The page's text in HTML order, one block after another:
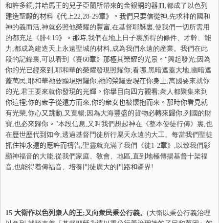
和許多銅 ,并哈馬王的兒子亞蘭所帶來的金銀銅的器皿 ,都成了以色列
建造聖殿的材料 《代上22,28-29章》。我們只要信從神,先求神的國和
神的義而活,神就必照他榮耀的豐富,在基督耶穌裏,使我們一切所需用
的都充足《腓4:19》。那時,我們在地上日子裏所得的條件、才幹、能
力,都成為建造天上永遠聖城的材料,成為我們永遠的産業。我們在此
段的記錄裏,可以看到《賽60章》那極其榮耀的光景。 "興起發光;因為
你的光已經來到 ,耶和華的榮耀發現照耀你;看哪,黑暗遮蓋大地,幽暗遮
蓋萬民;耶和華祂要顯現照耀你,祂的榮耀要現在你身上;萬國要來就你
的光,君王要來就你發現的光輝。 你擧目向四方觀看;衆人都聚集來到
你這裡;你的衆子從遠方而來,你的衆女也被懷抱而來。那時你看見就
有光榮,你心又跳動,又寬暢;因為大海豐盛的貨物必轉來歸你,列國的財
寶,也必來歸你 。 "本段信息,又叫我們想起神在《整本使徒行傳》裏,也
在歷世歷代到如今,透過基督門徒所行屬天永遠的大工。每當我們聖徒
抓住神永遠的應許而禱告,聖靈就充滿了我們《徒1-2章》 ,以致我們彰
顯神福音的大能,從我們家庭、敎會、地區,直到地極傳揚基督十架福
音,也能得着傳福音、培養門徒廣大的門路和疆界!
15 大衛作以色列衆人的王;又向衆民秉公行義。 (大衛以秉公行義治理